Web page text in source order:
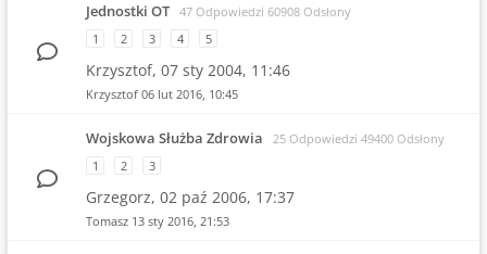
Jednostki OT 47 Odpowiedzi 60908 Odsłony
1
2 3 4 5
Krzysztof, 07 sty 2004, 11:46
Krzysztof 06 lut 2016, 10:45
Wojskowa Służba Zdrowia
25 Odpowiedzi 49400 Odsłony
1
2 3
Grzegorz, 02 paź 2006, 17:37
Tomasz 13 sty 2016, 21:53